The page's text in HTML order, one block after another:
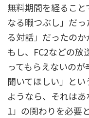
無料期間を経るこ
なる暇つぶし」だ
る対話」だったのか
もし、FC2などの放
ってもらえないの
聞いてほしい」と
ようなら、それは
1」の関わりを必要